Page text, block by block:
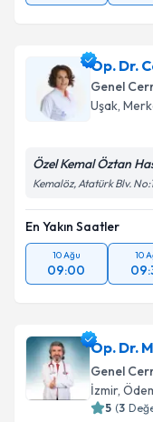
Op. Dr.
Genel
Uşak,
Özel Kemal Öztan
Kemalöz, Atatürk Blv.
En Yakın Saatler
10 Ağu
09:00
10
Op. Dr.
Genel
İzmir,
5 (3